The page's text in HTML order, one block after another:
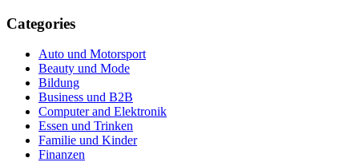
Categories
Auto und Motorsport
Beauty und Mode
Bildung
Business und B2B
Computer and Elektronik
Essen und Trinken
Familie und Kinder
Finanzen